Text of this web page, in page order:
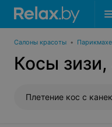
Салоны красоты •
Косы
Плетение кос с